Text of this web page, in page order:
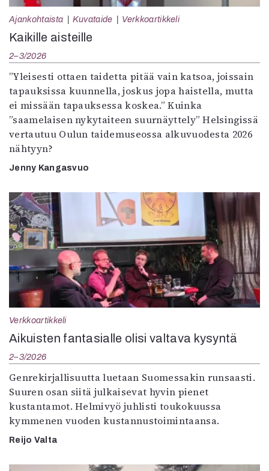
Ajankohtaista Kuvataide Verkkoartikkeli
Kaikille aisteille
2–3/2026
”Yleisesti ottaen taidetta pitää vain katsoa, joissain
tapauksissa kuunnella, joskus jopa haistella, mutta
ei missään tapauksessa koskea.” Kuinka
”saamelaisen nykytaiteen suurnäyttely” Helsingissä
vertautuu Oulun taidemuseossa alkuvuodesta 2026
nähtyyn?
Jenny Kangasvuo
Verkkoartikkeli
Aikuisten fantasialle olisi valtava kysyntä
2–3/2026
Genrekirjallisuutta luetaan Suomessakin runsaasti.
Suuren osan siitä julkaisevat hyvin pienet
kustantamot. Helmivyö juhlisti toukokuussa
kymmenen vuoden kustannustoimintaansa.
Reijo Valta